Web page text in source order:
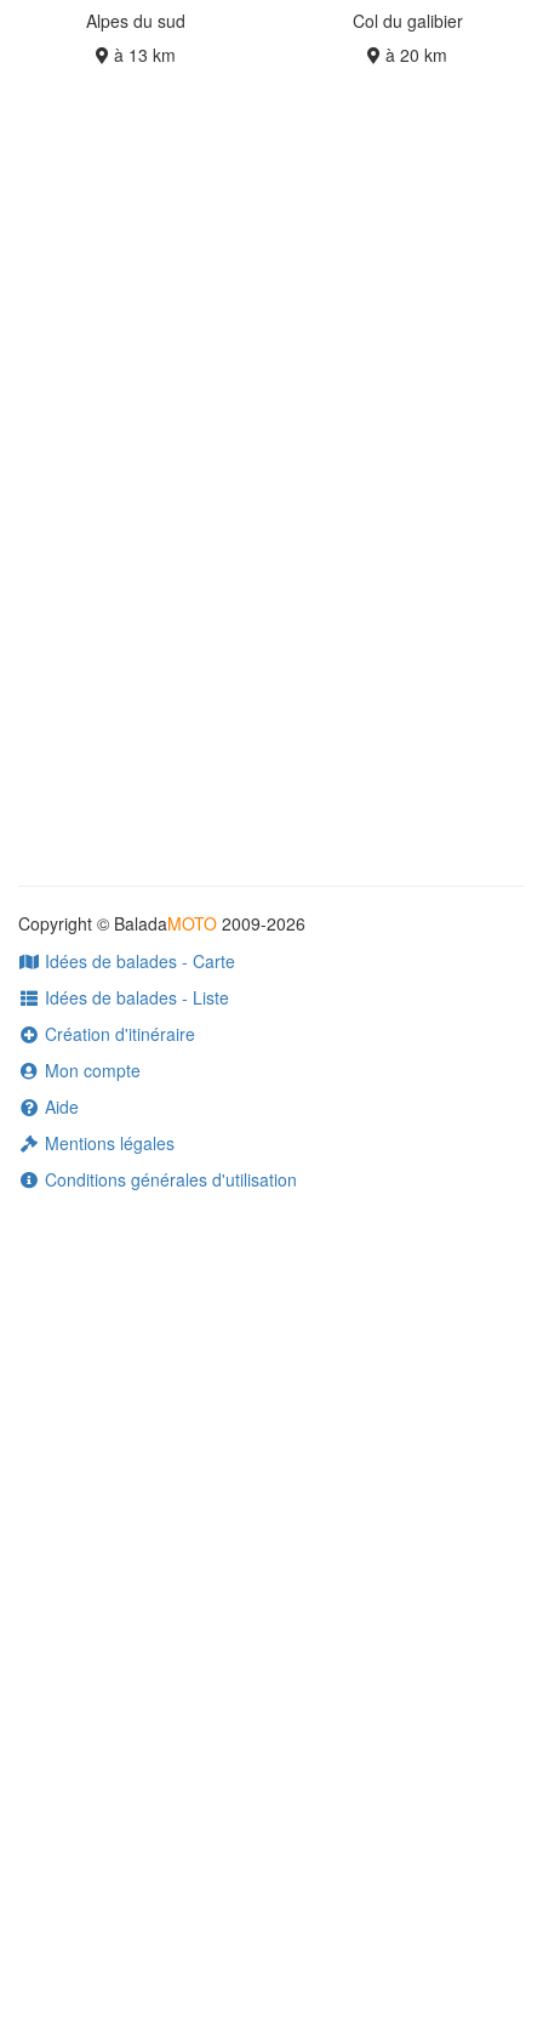
Alpes du sud
à 13 km
Col du galibier
à 20 km
Copyright © BaladaMOTO 2009-2026
Idées de balades - Carte
Idées de balades - Liste
Création d'itinéraire
Mon compte
Aide
Mentions légales
Conditions générales d'utilisation